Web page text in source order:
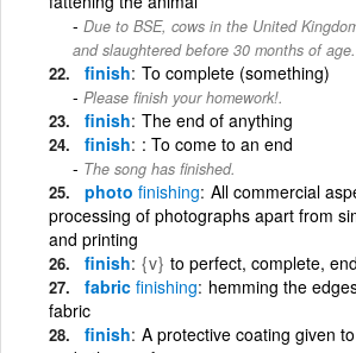
Due to BSE, cows in the United
and slaughtered before 30 months of age.
finish To complete (something)
Please finish your homework!.
finish The end of anything
finish : To come to an end
The song has finished.
photo finishing All commercial
processing of photographs apart from
and printing
finish {v} to perfect, complete,
fabric finishing hemming the
fabric
finish A protective coating given